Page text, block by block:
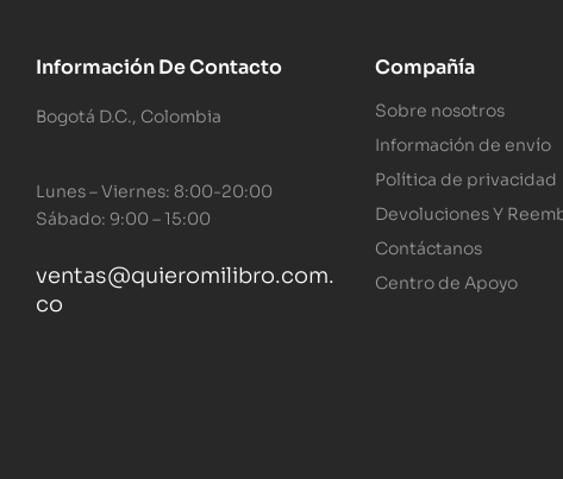
Información De Contacto
Bogotá D.C., Colombia
Lunes – Viernes: 8:00-20:00
Sábado: 9:00 – 15:00
ventas@quieromilibro.com.
co
Compañía
Sobre nosotros
Información de envío
Política de privacidad
Devoluciones Y
Contáctanos
Centro de Apoyo